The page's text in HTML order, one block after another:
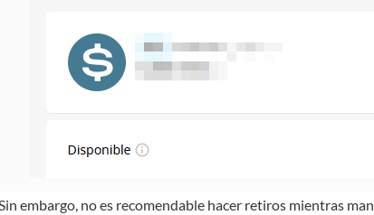
Sin embargo, no es recomendable hacer retiros mientras